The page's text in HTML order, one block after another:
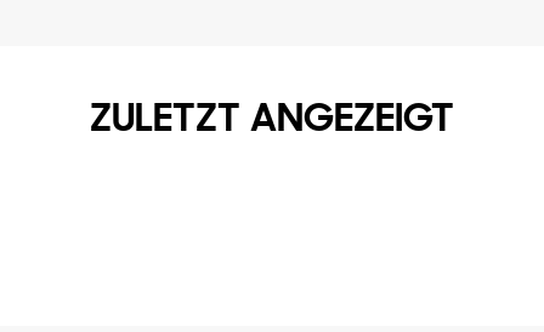
ZULETZT ANGEZEIGT